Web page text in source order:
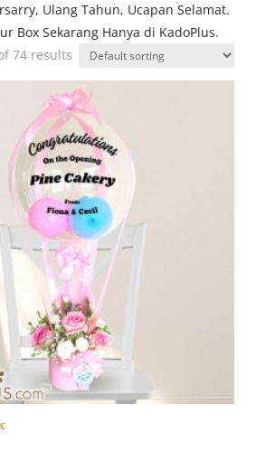
Ulang Tahun, Ucapan Selamat.
Box Sekarang Hanya di KadoPlus.
74 results